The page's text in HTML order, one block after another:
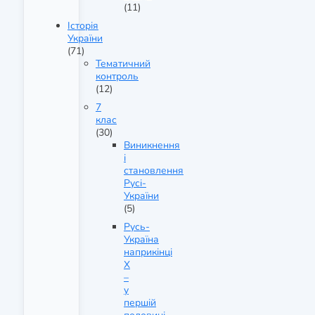
(11)
Історія
України
(71)
Тематичний
контроль
(12)
7
клас
(30)
Виникнення
і
становлення
Русі-
України
(5)
Русь-
Україна
наприкінці
X
–
у
першій